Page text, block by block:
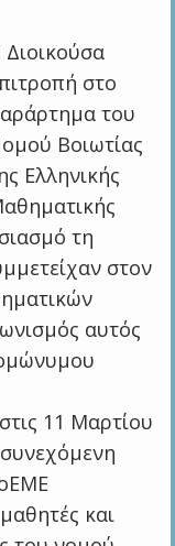
Διοικούσα
στο
του
Βοιωτίας
Ελληνικής
τη
στον
αυτός
11 Μαρτίου
και